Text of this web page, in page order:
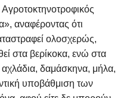
Αγροτοκτηνοτροφικός
αναφέροντας ότι
ολοσχερώς,
στα βερίκοκα, ενώ στα
δαμάσκηνα, μήλα,
υποβάθμιση των